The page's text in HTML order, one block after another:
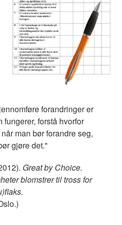
forandringer er
fungerer, forstå hvorfor
man bør forandre seg,
gjøre det."
Great by Choice.
blomstrer til tross for